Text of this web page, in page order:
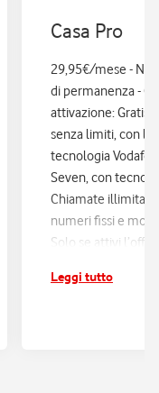
Casa Pro
29,95€/mese -
di permanenza -
attivazione: Gratis.
senza limiti, con la
tecnologia
Seven, con
Chiamate illimitate
numeri fissi e
Solo se attivi
sconti ed
Leggi tutto